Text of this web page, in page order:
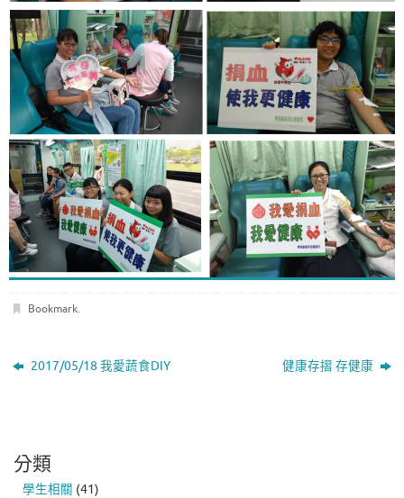
Bookmark.
2017/05/18 我愛蔬食DIY 健康存摺 存健康
分類
學生相關 (41)